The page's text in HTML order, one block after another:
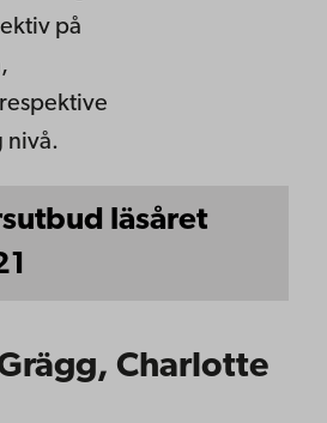
på
nivå.
läsåret
Charlotte